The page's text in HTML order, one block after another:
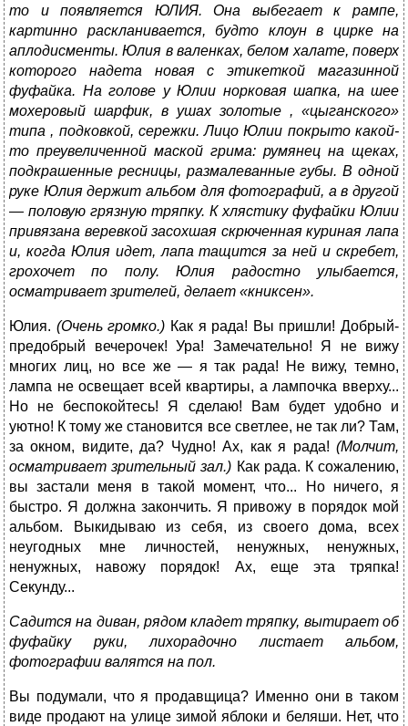
то и появляется ЮЛИЯ. Она выбегает к рампе,
картинно раскланивается, будто клоун в цирке на
аплодисменты. Юлия в валенках, белом халате, поверх
которого надета новая с этикеткой магазинной
фуфайка. На голове у Юлии норковая шапка, на шее
мохеровый шарфик, в ушах золотые , «цыганского»
типа , подковкой, сережки. Лицо Юлии покрыто какой-
то преувеличенной маской грима: румянец на щеках,
подкрашенные ресницы, размалеванные губы. В одной
руке Юлия держит альбом для фотографий, а в другой
— половую грязную тряпку. К хлястику фуфайки Юлии
привязана веревкой засохшая скрюченная куриная лапа
и, когда Юлия идет, лапа тащится за ней и скребет,
грохочет по полу. Юлия радостно улыбается,
осматривает зрителей, делает «книксен».
Юлия. (Очень громко.) Как я рада! Вы пришли! Добрый-
предобрый вечерочек! Ура! Замечательно! Я не вижу
многих лиц, но все же — я так рада! Не вижу, темно,
лампа не освещает всей квартиры, а лампочка вверху...
Но не беспокойтесь! Я сделаю! Вам будет удобно и
уютно! К тому же становится все светлее, не так ли? Там,
за окном, видите, да? Чудно! Ах, как я рада! (Молчит,
осматривает зрительный зал.) Как рада. К сожалению,
вы застали меня в такой момент, что... Но ничего, я
быстро. Я должна закончить. Я привожу в порядок мой
альбом. Выкидываю из себя, из своего дома, всех
неугодных мне личностей, ненужных, ненужных,
ненужных, навожу порядок! Ах, еще эта тряпка!
Секунду...
Садится на диван, рядом кладет тряпку, вытирает об
фуфайку руки, лихорадочно листает альбом,
фотографии валятся на пол.
Вы подумали, что я продавщица? Именно они в таком
виде продают на улице зимой яблоки и беляши. Нет, что